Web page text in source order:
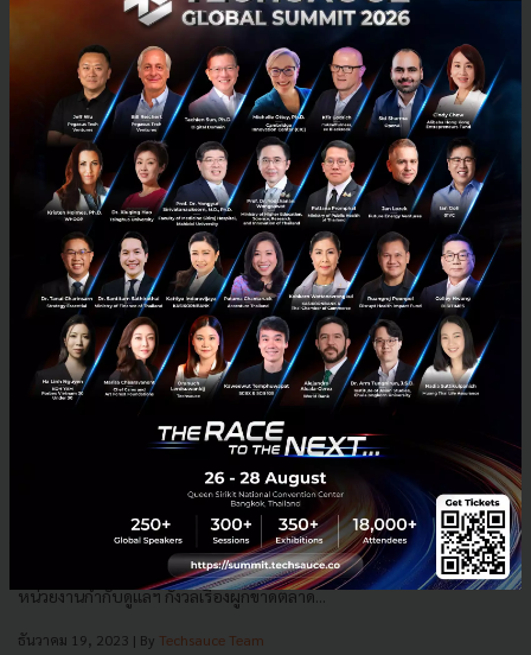
ai figma
Adobe ล้มดีลซื้อ Figma หลังโดนเพ่งเล็งผูกขาดตลาด ซ้ำต้อง
Adobe ล้มดีลซื้อ Figma แล้ว ปิดฉากมหากาพย์ควบรวมกิจการมูลค่า 2
หมื่นล้านดอลลาร์ (ประมาณ 6.9 แสนล้านบาท) หลังเจอแรงกดดันจาก
หน่วยงานกำกับดูแลฯ กังวลเรื่องผูกขาดตลาด...
ธันวาคม 19, 2023 | By Techsauce Team